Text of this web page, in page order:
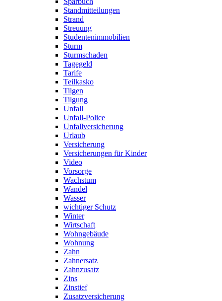
Standmitteilungen
Strand
Streuung
Studentenimmobilien
Sturm
Sturmschaden
Tagegeld
Tarife
Teilkasko
Tilgen
Tilgung
Unfall
Unfall-Police
Unfallversicherung
Urlaub
Versicherung
Versicherungen für Kinder
Video
Vorsorge
Wachstum
Wandel
Wasser
wichtiger Schutz
Winter
Wirtschaft
Wohngebäude
Wohnung
Zahn
Zahnersatz
Zahnzusatz
Zins
Zinstief
Zusatzversicherung